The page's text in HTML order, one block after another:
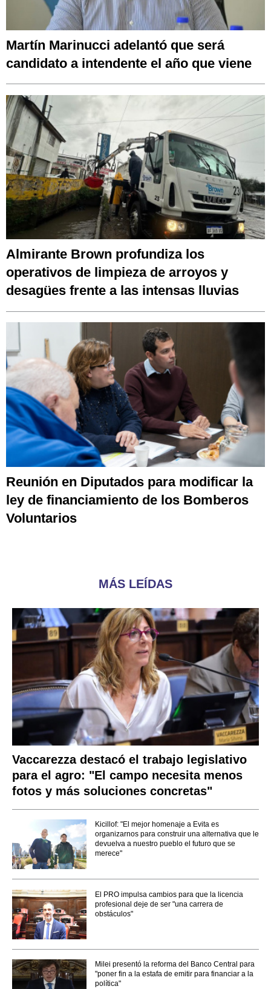
Martín Marinucci adelantó que será
candidato a intendente el año que viene
Almirante Brown profundiza los
operativos de limpieza de arroyos y
desagües frente a las intensas lluvias
Reunión en Diputados para modificar la
ley de financiamiento de los Bomberos
Voluntarios
MÁS LEÍDAS
Vaccarezza destacó el trabajo legislativo
para el agro: "El campo necesita menos
fotos y más soluciones concretas"
Kicillof: "El mejor homenaje a Evita es
organizarnos para construir una alternativa que le
devuelva a nuestro pueblo el futuro que se
merece"
El PRO impulsa cambios para que la licencia
profesional deje de ser "una carrera de
obstáculos"
Milei presentó la reforma del Banco Central para
"poner fin a la estafa de emitir para financiar a la
política"